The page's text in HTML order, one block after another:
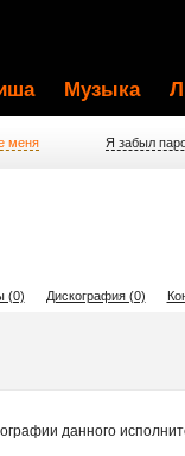
Музыка
меня Я забыл
(0) Дискография (0)
данного